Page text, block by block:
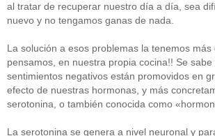
al tratar de recuperar nuestro día a día, sea
nuevo y no tengamos ganas de nada.
La solución a esos problemas la tenemos más
pensamos, en nuestra propia cocina!! Se
sentimientos negativos están promovidos en
efecto de nuestras hormonas, y más
serotonina, o también conocida como
La serotonina se genera a nivel neuronal y